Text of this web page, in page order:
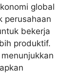
global
perusahaan
bekerja
produktif.